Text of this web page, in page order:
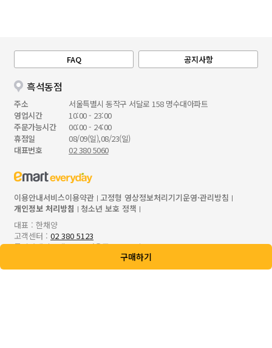
구매하기
FAQ 공지사항
흑석동점
주소
서울특별시 동작구 서달로 158 명수대아파트
영업시간
10:00 - 23:00
주문가능시간
00:00 - 24:00
휴점일
08/09(일),08/23(일)
대표번호
02 380 5060
이용안내서비스이용약관 고정형 영상정보처리기기운영·관리방침
개인정보 처리방침
청소년 보호 정책
대표 : 한채양
고객센터 : 02 380 5123
통신판매업 : 제 2023-서울중구-0921호
사업자등록번호 : 206-86-50913사업자정보확인
본사 : 서울특별시 성동구 성수일로 56, 8/9/10층